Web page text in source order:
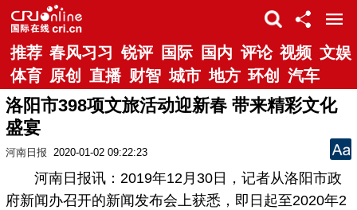
推荐 春风习习 锐评 国际 国内 评论 视频 文娱
体育 原创 直播 财智 城市 地方 环创 汽车
洛阳市398项文旅活动迎新春 带来精彩文化
盛宴
河南日报 2020-01-02 09:22:23
河南日报讯：2019年12月30日，记者从洛阳市政
府新闻办召开的新闻发布会上获悉，即日起至2020年2